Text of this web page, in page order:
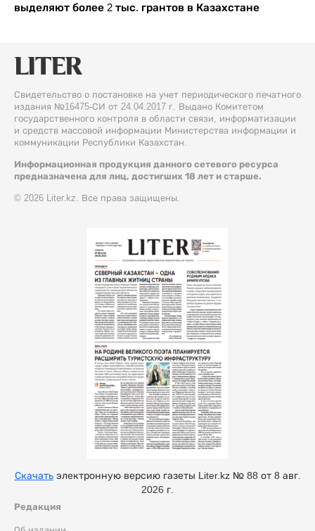
выделяют более 2 тыс. грантов в Казахстане
Свидетельство о постановке на учет периодического печатного
издания №16475-СИ от 24.04.2017 г. Выдано Комитетом
государственного контроля в области связи, информатизации
и средств массовой информации Министерства информации и
коммуникации Республики Казахстан.
Информационная продукция данного сетевого ресурса
предназначена для лиц, достигших 18 лет и старше.
© 2026 Liter.kz. Все права защищены.
Редакция
Скачатьэлектронную версию газеты Liter.kz № 88 от 8 авг.
2026 г.